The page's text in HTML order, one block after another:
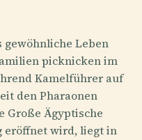
gewöhnliche Leben
picknicken im
Kamelführer auf
den Pharaonen
Große Ägyptische
eröffnet wird, liegt in